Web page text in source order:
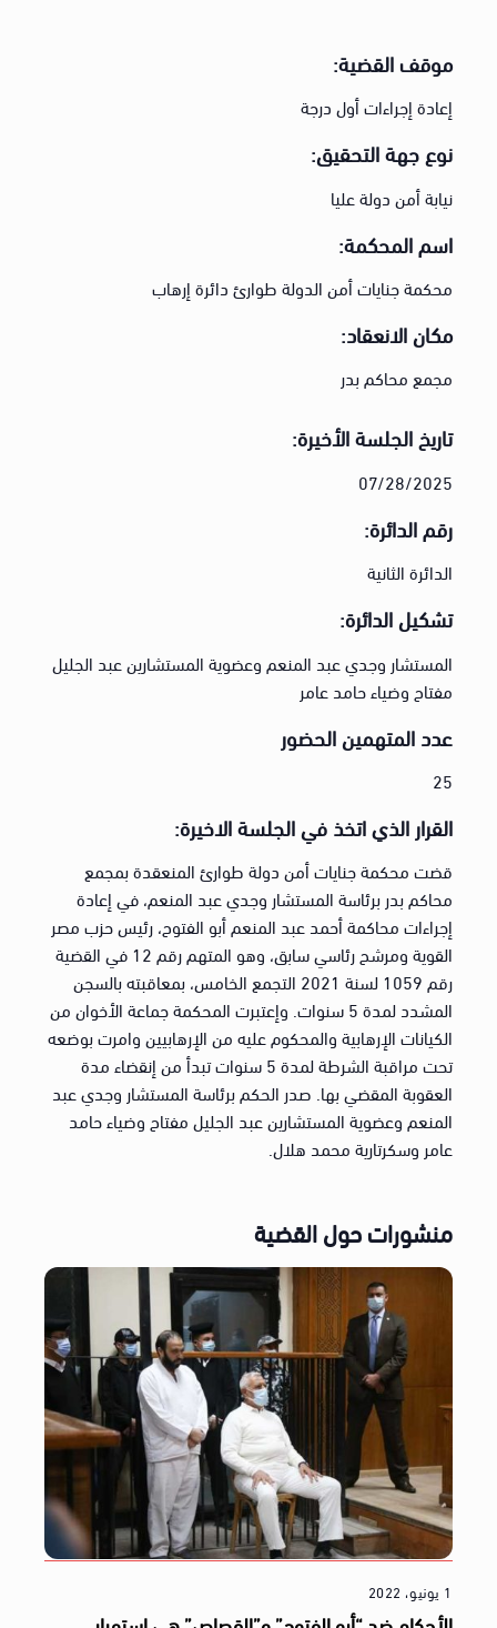
موقف القضية:
إعادة إجراءات أول درجة
نوع جهة التحقيق:
نيابة أمن دولة عليا
اسم المحكمة:
محكمة جنايات أمن الدولة طوارئ دائرة إرهاب
مكان الانعقاد:
مجمع محاكم بدر
تاريخ الجلسة الأخيرة:
07/28/2025
رقم الدائرة:
الدائرة الثانية
تشكيل الدائرة:
المستشار وجدي عبد المنعم وعضوية المستشارين عبد الجليل
مفتاح وضياء حامد عامر
عدد المتهمين الحضور
25
القرار الذي اتخذ في الجلسة الاخيرة:
قضت محكمة جنايات أمن دولة طوارئ المنعقدة بمجمع
محاكم بدر برئاسة المستشار وجدي عبد المنعم، في إعادة
إجراءات محاكمة أحمد عبد المنعم أبو الفتوح، رئيس حزب مصر
القوية ومرشح رئاسي سابق، وهو المتهم رقم 12 في القضية
رقم 1059 لسنة 2021 التجمع الخامس، بمعاقبته بالسجن
المشدد لمدة 5 سنوات. وإعتبرت المحكمة جماعة الأخوان من
الكيانات الإرهابية والمحكوم عليه من الإرهابيين وامرت بوضعه
تحت مراقبة الشرطة لمدة 5 سنوات تبدأ من إنقضاء مدة
العقوبة المقضي بها. صدر الحكم برئاسة المستشار وجدي عبد
المنعم وعضوية المستشارين عبد الجليل مفتاح وضياء حامد
عامر وسكرتارية محمد هلال.
منشورات حول القضية
1 يونيو، 2022